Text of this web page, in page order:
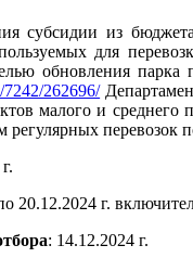
субсидии из
для
обновления
262696/
малого и
перевозок
20.12.2024 г.
: 14.12.2024 г.